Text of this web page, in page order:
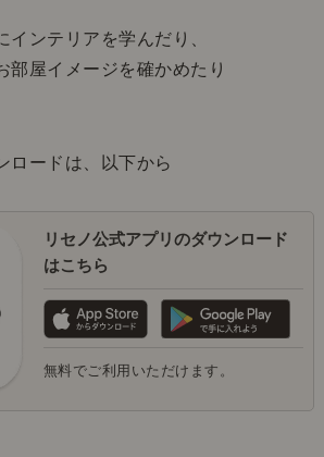
インテリアを学んだり、
部屋イメージを確かめたり
ロードは、以下から
リセノ公式アプリのダウンロード
はこちら
無料でご利用いただけます。